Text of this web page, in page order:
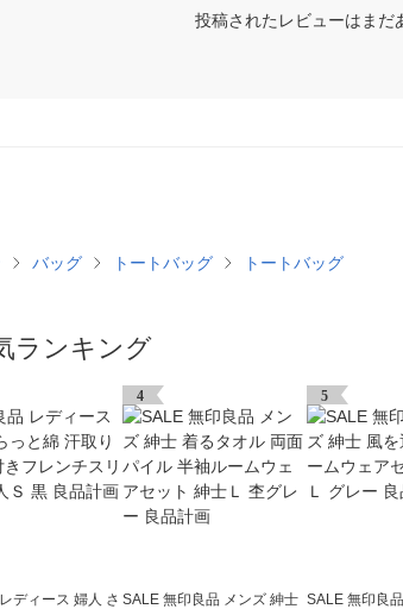
投稿されたレビューはまだ
バッグ トートバッグ トートバッグ
ランキング
ディース 婦人 さ
4
SALE 無印良品 メンズ 紳士
5
SALE 無印良品 メンズ 紳士